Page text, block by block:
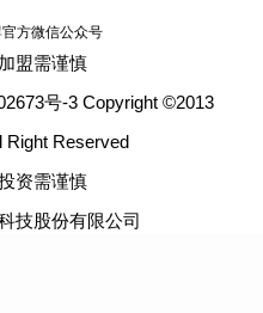
方微信公众号
盟需谨慎
号-3 Copyright ©2013
Right Reserved
资需谨慎
技股份有限公司